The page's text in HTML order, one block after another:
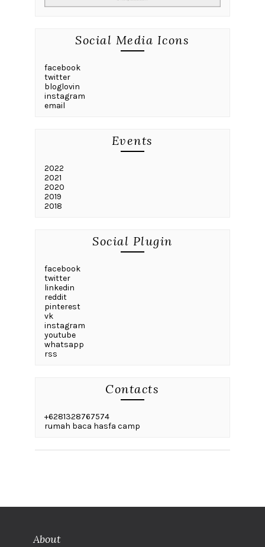
Social Media Icons
facebook
twitter
bloglovin
instagram
email
Events
2022
2021
2020
2019
2018
Social Plugin
facebook
twitter
linkedin
reddit
pinterest
vk
instagram
youtube
whatsapp
rss
Contacts
+6281328767574
rumah baca hasfa camp
About